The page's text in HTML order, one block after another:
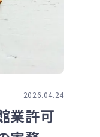
2026.04.24
業許可